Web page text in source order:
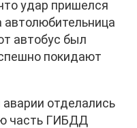
удар пришелся
автолюбительница
автобус был
покидают
отделались
часть ГИБДД